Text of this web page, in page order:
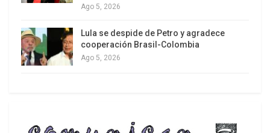
inestabilidad, precariedad, y desamparo legal.
Ago 5, 2026
Lula se despide de Petro y agradece
cooperación Brasil-Colombia
Ago 5, 2026